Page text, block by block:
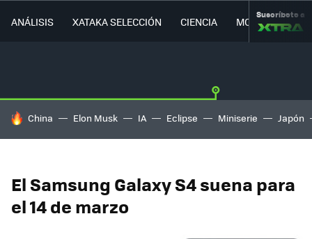
ANÁLISIS XATAKA SELECCIÓN CIENCIA MOVILIDAD
Suscríbete a
HOY SE HABLA DE
China Elon Musk IA Eclipse Miniserie Japón
El Samsung Galaxy S4 suena para
el 14 de marzo